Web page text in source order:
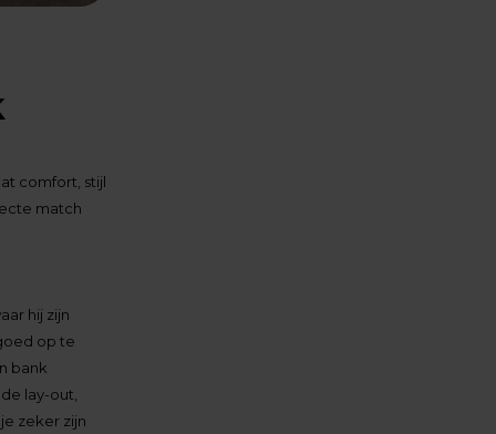
comfort, stijl
match
hij zijn
op te
bank
lay-out,
zeker zijn